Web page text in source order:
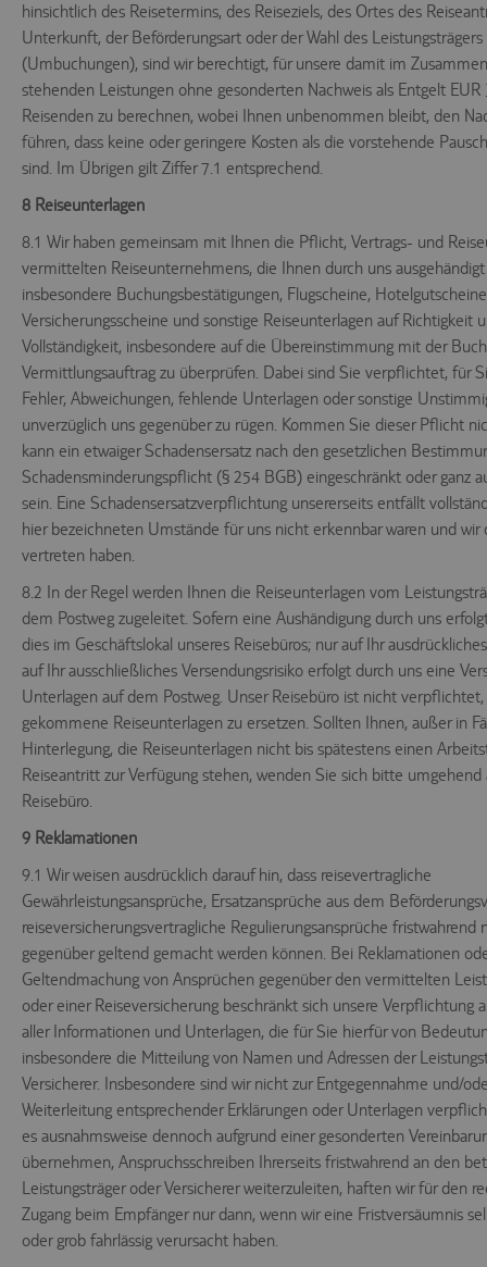
hinsichtlich des Reisetermins, des Reiseziels, des Ortes des
Unterkunft, der Beförderungsart oder der Wahl des
(Umbuchungen), sind wir berechtigt, für unsere damit im
stehenden Leistungen ohne gesonderten Nachweis als Entgelt EUR
Reisenden zu berechnen, wobei Ihnen unbenommen bleibt, den
führen, dass keine oder geringere Kosten als die vorstehende
sind. Im Übrigen gilt Ziffer 7.1 entsprechend.
8 Reiseunterlagen
8.1 Wir haben gemeinsam mit Ihnen die Pflicht, Vertrags- und
vermittelten Reiseunternehmens, die Ihnen durch uns
insbesondere Buchungsbestätigungen, Flugscheine,
Versicherungsscheine und sonstige Reiseunterlagen auf Richtigkeit
Vollständigkeit, insbesondere auf die Übereinstimmung mit der
Vermittlungsauftrag zu überprüfen. Dabei sind Sie verpflichtet, für
Fehler, Abweichungen, fehlende Unterlagen oder sonstige
unverzüglich uns gegenüber zu rügen. Kommen Sie dieser Pflicht
kann ein etwaiger Schadensersatz nach den gesetzlichen
Schadensminderungspflicht (§ 254 BGB) eingeschränkt oder ganz
sein. Eine Schadensersatzverpflichtung unsererseits entfällt
hier bezeichneten Umstände für uns nicht erkennbar waren und wir
vertreten haben.
8.2 In der Regel werden Ihnen die Reiseunterlagen vom
dem Postweg zugeleitet. Sofern eine Aushändigung durch uns
dies im Geschäftslokal unseres Reisebüros; nur auf Ihr
auf Ihr ausschließliches Versendungsrisiko erfolgt durch uns eine
Unterlagen auf dem Postweg. Unser Reisebüro ist nicht
gekommene Reiseunterlagen zu ersetzen. Sollten Ihnen, außer in
Hinterlegung, die Reiseunterlagen nicht bis spätestens einen
Reiseantritt zur Verfügung stehen, wenden Sie sich bitte umgehend
Reisebüro.
9 Reklamationen
9.1 Wir weisen ausdrücklich darauf hin, dass reisevertragliche
Gewährleistungsansprüche, Ersatzansprüche aus dem
reiseversicherungsvertragliche Regulierungsansprüche fristwahrend
gegenüber geltend gemacht werden können. Bei Reklamationen
Geltendmachung von Ansprüchen gegenüber den vermittelten
oder einer Reiseversicherung beschränkt sich unsere Verpflichtung
aller Informationen und Unterlagen, die für Sie hierfür von
insbesondere die Mitteilung von Namen und Adressen der
Versicherer. Insbesondere sind wir nicht zur Entgegennahme und/
Weiterleitung entsprechender Erklärungen oder Unterlagen
es ausnahmsweise dennoch aufgrund einer gesonderten
übernehmen, Anspruchsschreiben Ihrerseits fristwahrend an den
Leistungsträger oder Versicherer weiterzuleiten, haften wir für den
Zugang beim Empfänger nur dann, wenn wir eine Fristversäumnis
oder grob fahrlässig verursacht haben.